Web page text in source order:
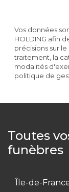
Vos données
HOLDING afin
précisions sur
traitement, la
modalités
politique de
Toutes
funèbres
Île-de-